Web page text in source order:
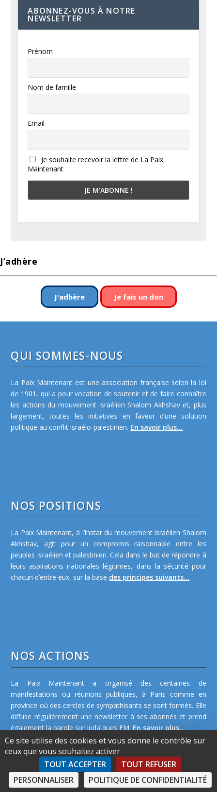
ABONNEZ-VOUS À NOTRE
NEWSLETTER
Prénom
Nom de famille
Email
Je souhaite recevoir la lettre de La Paix
Maintenant
J’adhère
J'adhère Je fais un don
QUI SOMMES-NOUS
La Paix Maintenant est une association française selon la loi
de 1901, qui a pour vocation de soutenir et de faire connaître
les actions du mouvement israélien Shalom Akhshav et, plus
largement, toutes les initiatives en faveur d’une solution
politique au conflit israélo-palestinien. En savoir plus...
NOS POSITIONS
La Paix Maintenant, à l’instar du mouvement israélien Shalom
Akhshav, agit pour un compromis raisonnable entre les
peuples israélien et palestinien. Cela dans le but de répondre à
leurs aspirations nationales légitimes, dans la sécurité pour
chacun d’entre eux, sur la base des principes suivants...
NOS ACTIONS
La Paix Maintenant a organisé des centaines de
manifestations ou réunions publiques, à Paris comme en
province où des cercles de sympathisants se sont formés. Elle
diffuse régulièrement une newsletter à ses abonnés et prend
également la parole sur Judaïques FM. En savoir plus...
©2026 La Paix Maintenant -Plan de site
Ce site utilise des cookies et vous donne le contrôle sur
ceux que vous souhaitez activer
TOUT ACCEPTER
TOUT REFUSER
PERSONNALISER
POLITIQUE DE CONFIDENTIALITÉ